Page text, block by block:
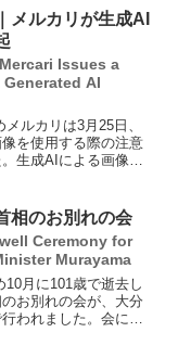
メルカリが生成AI
Issues a
AI
ルカリは3月25日、
を使用する際の注意
生成AIによる画像生
能性があると指摘。
...
相のお別れの会
Ceremony for
Murayama
10月に101歳で逝去し
お別れの会が、大分
われました。会には